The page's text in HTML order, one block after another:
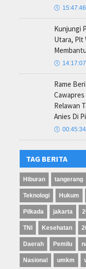
🕔
Kunjungi
Utara, Plt
🕔
Rame
Cawapres
Relawan
Anies Di
🕔
TAG BERITA
Hiburan tangerang
Teknologi Hukum
Pilkada jakarta
TNI Kesehatan
Daerah Pemilu
Nasional umkm